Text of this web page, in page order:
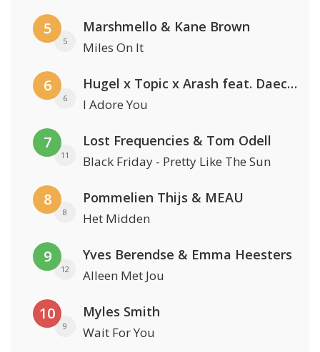
5
5
Marshmello & Kane Brown
Miles On It
6
6
Hugel x Topic x Arash feat. Daecolm
I Adore You
7
11
Lost Frequencies & Tom Odell
Black Friday - Pretty Like The Sun
8
8
Pommelien Thijs & MEAU
Het Midden
9
12
Yves Berendse & Emma Heesters
Alleen Met Jou
10
9
Myles Smith
Wait For You